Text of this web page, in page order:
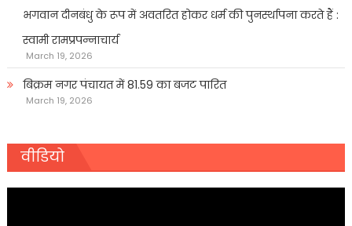
भगवान दीनबंधु के रूप में अवतरित होकर धर्म की पुनर्स्थापना करते हैं :
स्वामी रामप्रपन्नाचार्य
March 19, 2026
बिक्रम नगर पंचायत में 81.59 का बजट पारित
March 19, 2026
वीडियो